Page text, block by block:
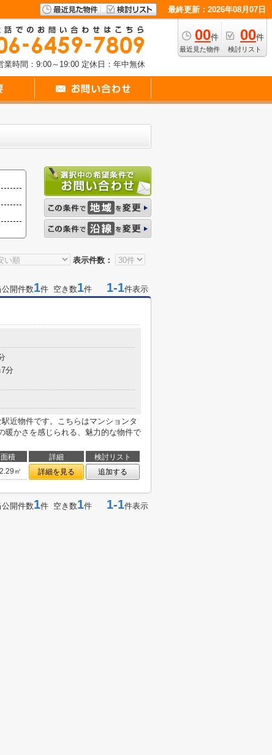
最終更新：2026年08月07日
00件
最近見た物件
00件
検討リスト
業時間：9:00～19:00 定休日：年中無休
表示件数：
公開件数1件 空き数1件 1-1件表示
分
近物件です。こちらはマンションタ
暖かさを感じられる、魅力的な物件で
面積 詳細
検討リスト
㎡ 詳細を見る 追加する
公開件数1件 空き数1件 1-1件表示